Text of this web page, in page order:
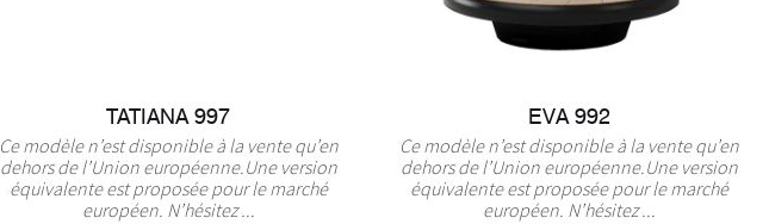
TATIANA 997
Ce modèle n’est disponible à la vente qu’en
dehors de l’Union européenne.Une version
équivalente est proposée pour le marché
européen. N’hésitez ...
EVA 992
Ce modèle n’est disponible à la vente qu’en
dehors de l’Union européenne.Une version
équivalente est proposée pour le marché
européen. N’hésitez ...